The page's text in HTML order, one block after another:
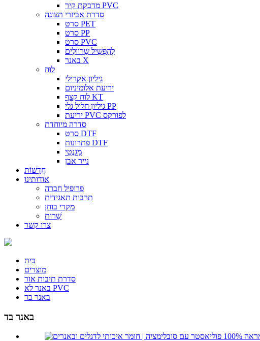
מדבקת קיר PVC
סדרת אביזרי תצוגה
סרט PET
סרט PP
סרט PVC
לְהַפְשִׁיל שַׁרווּלִים
באנר X
לוּחַ
גיליון אקרילי
יריעת אלומיניום
לוח קצף KT
גיליון חלול גלי PP
יריעת PVC לפורקס
סדרה מיוחדת
סרט DTF
פתרונות DTF
מַגנֶטִי
נייר אבן
חֲדָשׁוֹת
אודותינו
פרופיל חברה
תרבות תאגידית
מקרי בוחן
שֵׁרוּת
צרו קשר
בַּיִת
מוצרים
סדרת תיבות אור
באנר לא PVC
באנר בד
באנר בד